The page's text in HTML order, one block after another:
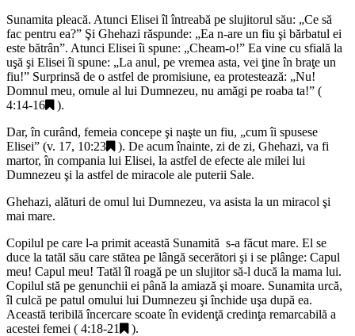
Sunamita pleacă. Atunci Elisei îl întreabă pe slujitorul său: „Ce să
fac pentru ea?” Şi Ghehazi răspunde: „Ea n-are un fiu şi bărbatul ei
este bătrân”. Atunci Elisei îi spune: „Cheam-o!” Ea vine cu sfială la
uşă şi Elisei îi spune: „La anul, pe vremea asta, vei ţine în braţe un
fiu!” Surprinsă de o astfel de promisiune, ea protestează: „Nu!
Domnul meu, omule al lui Dumnezeu, nu amăgi pe roaba ta!” (
4:14-16
).
Dar, în curând, femeia concepe şi naşte un fiu, „cum îi spusese
Elisei” (v. 17, 10:23
). De acum înainte, zi de zi, Ghehazi, va fi
martor, în compania lui Elisei, la astfel de efecte ale milei lui
Dumnezeu şi la astfel de miracole ale puterii Sale.
Ghehazi, alături de omul lui Dumnezeu, va asista la un miracol şi
mai mare.
Copilul pe care l-a primit această Sunamită s-a făcut mare. El se
duce la tatăl său care stătea pe lângă secerători şi i se plânge: Capul
meu! Capul meu! Tatăl îl roagă pe un slujitor să-l ducă la mama lui.
Copilul stă pe genunchii ei până la amiază şi moare. Sunamita urcă,
îl culcă pe patul omului lui Dumnezeu şi închide uşa după ea.
Această teribilă încercare scoate în evidenţă credinţa remarcabilă a
acestei femei ( 4:18-21
).